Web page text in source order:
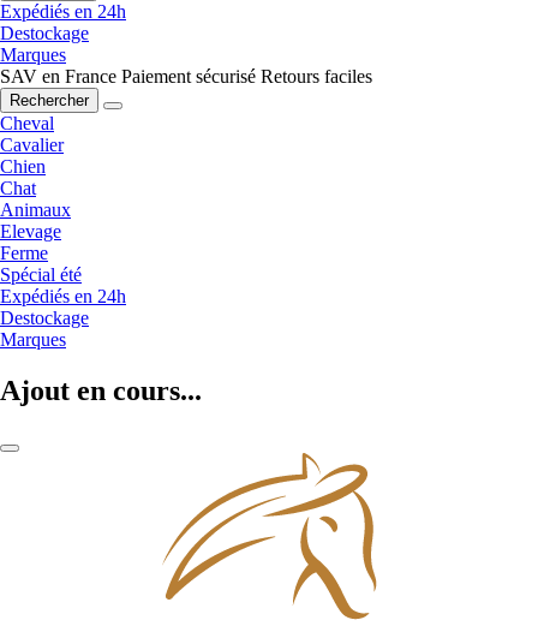
Expédiés en 24h
Destockage
Marques
SAV en France Paiement sécurisé Retours faciles
Rechercher
Cheval
Cavalier
Chien
Chat
Animaux
Elevage
Ferme
Spécial été
Expédiés en 24h
Destockage
Marques
Ajout en cours...